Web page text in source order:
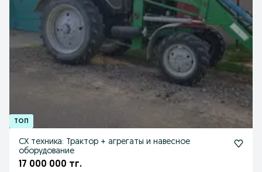
СХ техника: Трактор + агрегаты и навесное
оборудование
17 000 000 тг.